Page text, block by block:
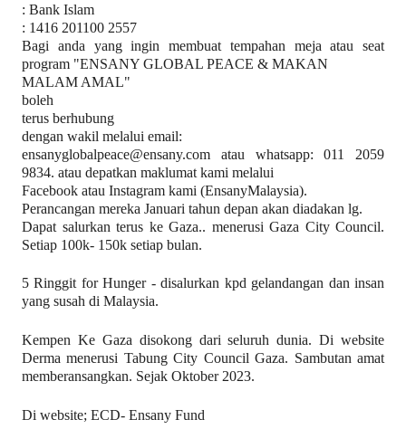
: Bank Islam
: 1416 201100 2557
Bagi anda yang ingin membuat tempahan meja atau seat
program "ENSANY GLOBAL PEACE & MAKAN
MALAM AMAL"
boleh
terus berhubung
dengan wakil melalui email:
ensanyglobalpeace@ensany.com atau whatsapp: 011 2059
9834. atau depatkan maklumat kami melalui
Facebook atau Instagram kami (EnsanyMalaysia).
Perancangan mereka Januari tahun depan akan diadakan lg.
Dapat salurkan terus ke Gaza.. menerusi Gaza City Council.
Setiap 100k- 150k setiap bulan.
5 Ringgit for Hunger - disalurkan kpd gelandangan dan insan
yang susah di Malaysia.
Kempen Ke Gaza disokong dari seluruh dunia. Di website
Derma menerusi Tabung City Council Gaza. Sambutan amat
memberansangkan. Sejak Oktober 2023.
Di website; ECD- Ensany Fund